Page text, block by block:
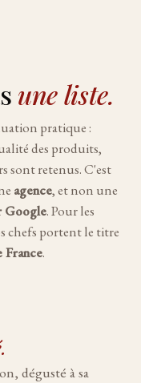
une liste.
pratique :
des produits,
sont retenus. C'est
agence, et non une
Google. Pour les
chefs portent le titre
.
dégusté à sa